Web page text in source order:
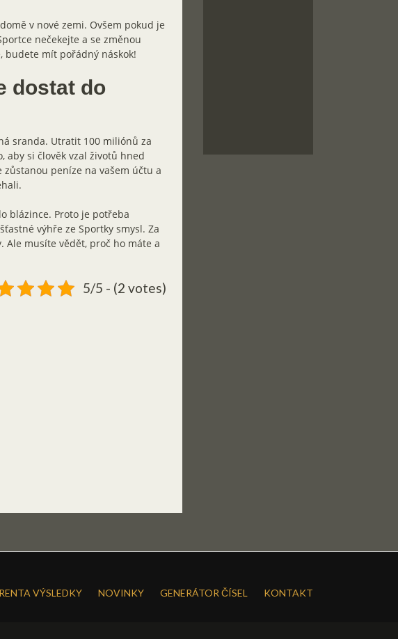
v nové zemi. Ovšem pokud je
nečekejte a se změnou
budete mít pořádný náskok!
dostat do
sranda. Utratit 100 miliónů za
aby si člověk vzal životů hned
peníze na vašem účtu a
blázince. Proto je potřeba
výhře ze Sportky smysl. Za
musíte vědět, proč ho máte a
5/5 - (2 votes)
VÝSLEDKY NOVINKY GENERÁTOR ČÍSEL
KONTAKT